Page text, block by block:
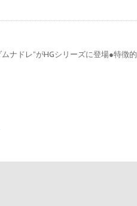
ナドレ”がHGシリーズに登場●特徴